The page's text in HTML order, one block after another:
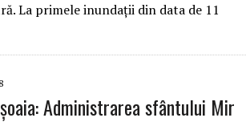
La primele inundații din data de 11
Administrarea sfântului Mir